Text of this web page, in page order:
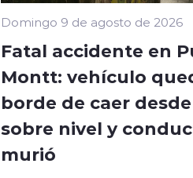
Domingo 9 de agosto de 2026
Fatal accidente en
Montt: vehículo
borde de caer
sobre nivel y
murió